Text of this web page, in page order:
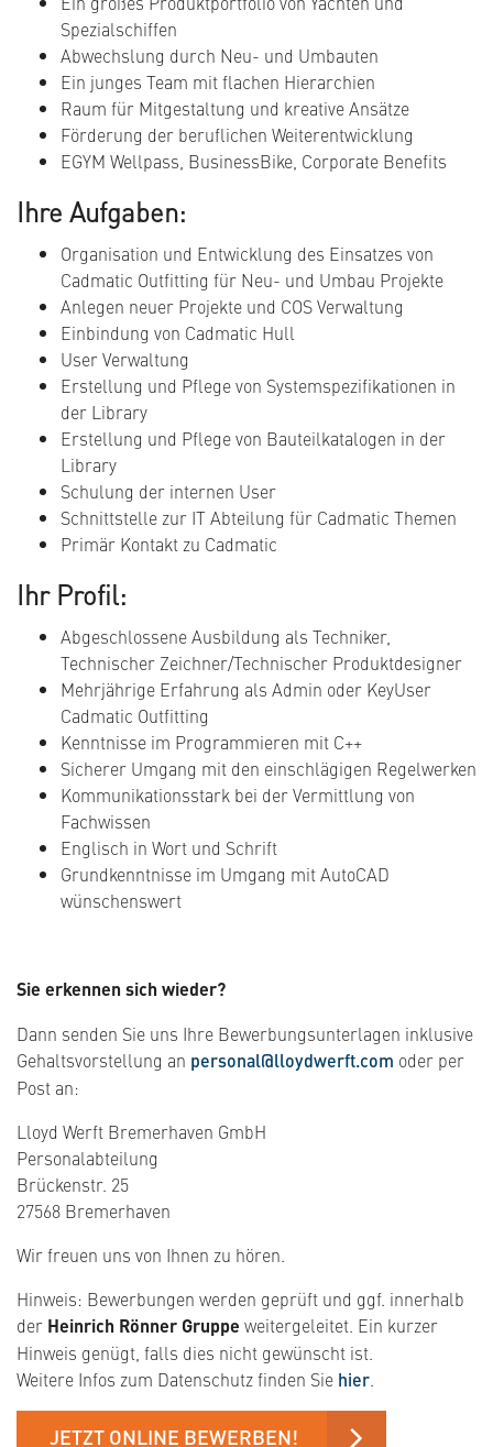
Spezialschiffen
Abwechslung durch Neu- und Umbauten
Ein junges Team mit flachen Hierarchien
Raum für Mitgestaltung und kreative Ansätze
Förderung der beruflichen Weiterentwicklung
EGYM Wellpass, BusinessBike, Corporate Benefits
Ihre Aufgaben:
Organisation und Entwicklung des Einsatzes von
Cadmatic Outfitting für Neu- und Umbau Projekte
Anlegen neuer Projekte und COS Verwaltung
Einbindung von Cadmatic Hull
User Verwaltung
Erstellung und Pflege von Systemspezifikationen in
der Library
Erstellung und Pflege von Bauteilkatalogen in der
Library
Schulung der internen User
Schnittstelle zur IT Abteilung für Cadmatic Themen
Primär Kontakt zu Cadmatic
Ihr Profil:
Abgeschlossene Ausbildung als Techniker,
Technischer Zeichner/Technischer Produktdesigner
Mehrjährige Erfahrung als Admin oder KeyUser
Cadmatic Outfitting
Kenntnisse im Programmieren mit C++
Sicherer Umgang mit den einschlägigen Regelwerken
Kommunikationsstark bei der Vermittlung von
Fachwissen
Englisch in Wort und Schrift
Grundkenntnisse im Umgang mit AutoCAD
wünschenswert
Sie erkennen sich wieder?
Dann senden Sie uns Ihre Bewerbungsunterlagen inklusive
Gehaltsvorstellung an personal@lloydwerft.com oder per
Post an:
Lloyd Werft Bremerhaven GmbH
Personalabteilung
Brückenstr. 25
27568 Bremerhaven
Wir freuen uns von Ihnen zu hören.
Hinweis: Bewerbungen werden geprüft und ggf. innerhalb
der Heinrich Rönner Gruppe weitergeleitet. Ein kurzer
Hinweis genügt, falls dies nicht gewünscht ist.
Weitere Infos zum Datenschutz finden Sie hier.
JETZT ONLINE BEWERBEN!